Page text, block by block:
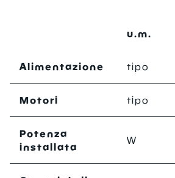
u.m.
Alimentazione tipo
Motori tipo
Potenza
installata
W